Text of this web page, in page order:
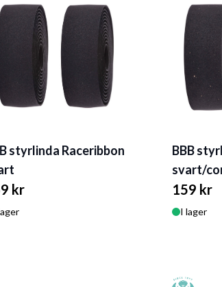
styrlinda Raceribbon
kr
BBB
svart/
159 kr
I lager